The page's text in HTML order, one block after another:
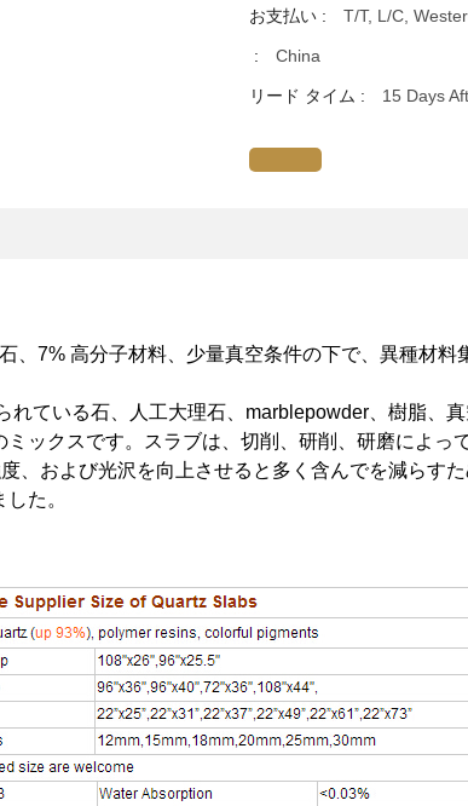
お支払い : T/T, L/C,
: China
リード タイム : 15 Days
、7% 高分子材料、少量真空条件の下で、異種材料
れている石、人工大理石、marblepowder、樹脂、
ックスです。スラブは、切削、研削、研磨によっ
、および光沢を向上させると多く含んでを減らす
た。